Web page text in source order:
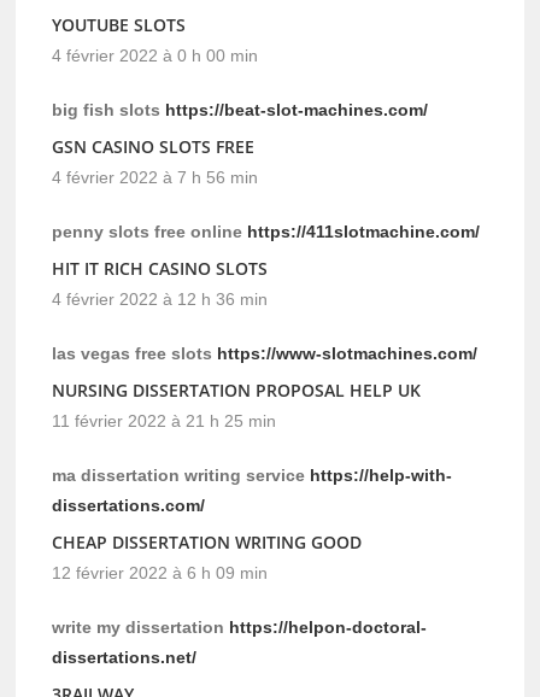
YOUTUBE SLOTS
4 février 2022 à 0 h 00 min
big fish slots https://beat-slot-machines.com/
GSN CASINO SLOTS FREE
4 février 2022 à 7 h 56 min
penny slots free online https://411slotmachine.com/
HIT IT RICH CASINO SLOTS
4 février 2022 à 12 h 36 min
las vegas free slots https://www-slotmachines.com/
NURSING DISSERTATION PROPOSAL HELP UK
11 février 2022 à 21 h 25 min
ma dissertation writing service https://help-with-
dissertations.com/
CHEAP DISSERTATION WRITING GOOD
12 février 2022 à 6 h 09 min
write my dissertation https://helpon-doctoral-
dissertations.net/